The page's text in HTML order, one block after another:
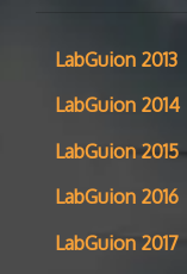
LabGuion 2013
LabGuion 2014
LabGuion 2015
LabGuion 2016
LabGuion 2017